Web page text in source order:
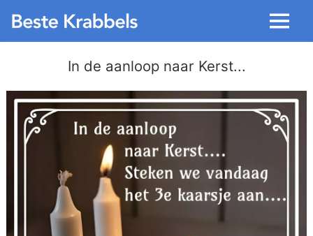
Menu
In de aanloop naar Kerst...